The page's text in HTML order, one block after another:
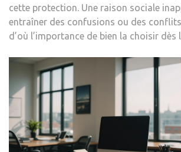
cette protection. Une raison sociale
entraîner des confusions ou des
d’où l’importance de bien la choisir dès